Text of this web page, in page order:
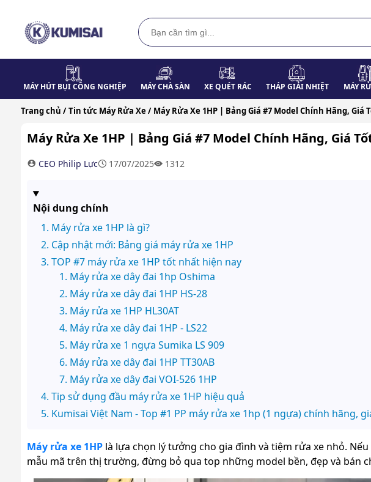
MÁY HÚT BỤI CÔNG NGHIỆP MÁY CHÀ SÀN XE QUÉT RÁC THÁP GIẢI NHIỆT MÁY
Trang chủ / Tin tức Máy Rửa Xe / Máy Rửa Xe 1HP | Bảng Giá #7 Model Chính Hãng, Giá
Máy Rửa Xe 1HP | Bảng Giá #7 Model Chính Hãng, Giá
CEO Philip Lực 17/07/2025 1312
Nội dung chính
Máy rửa xe 1HP là gì?
Cập nhật mới: Bảng giá máy rửa xe 1HP
TOP #7 máy rửa xe 1HP tốt nhất hiện nay
Máy rửa xe dây đai 1hp Oshima
Máy rửa xe dây đai 1HP HS-28
Máy rửa xe 1HP HL30AT
Máy rửa xe dây đai 1HP - LS22
Máy rửa xe 1 ngựa Sumika LS 909
Máy rửa xe dây đai 1HP TT30AB
Máy rửa xe dây đai VOI-526 1HP
Tip sử dụng đầu máy rửa xe 1HP hiệu quả
Kumisai Việt Nam - Top #1 PP máy rửa xe 1hp (1 ngựa) chính hãng,
Máy rửa xe 1HPlà lựa chọn lý tưởng cho gia đình và tiệm rửa xe nhỏ.
mẫu mã trên thị trường, đừng bỏ qua top những model bền, đẹp và bán